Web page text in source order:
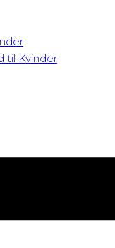
til Kvinder